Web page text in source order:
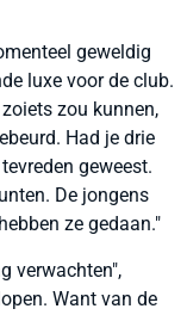
geweldig
luxe voor de club.
zou kunnen,
Had je drie
geweest.
De jongens
ze gedaan."
verwachten",
Want van de